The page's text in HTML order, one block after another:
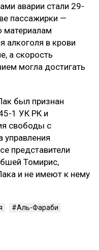
аварии стали 29-
пассажирки —
материалам
алкоголя в крови
а скорость
могла достигать
был признан
1 УК РК и
свободы с
представители
Томирис,
и не имеют к нему
Аль-Фараби